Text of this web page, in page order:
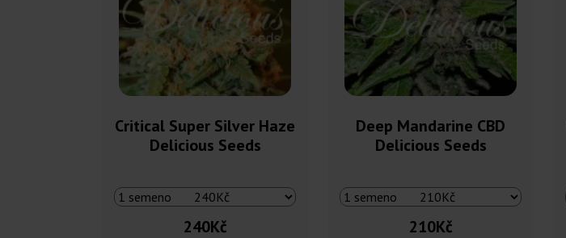
Critical Super Silver Haze
Delicious Seeds
240Kč
Deep Mandarine CBD
Delicious Seeds
210Kč